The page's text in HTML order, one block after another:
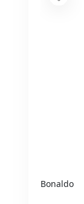
Bonaldo